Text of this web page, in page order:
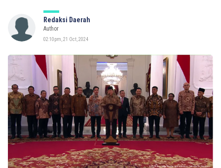
Redaksi Daerah
Author
02:10pm, 21 Oct, 2024